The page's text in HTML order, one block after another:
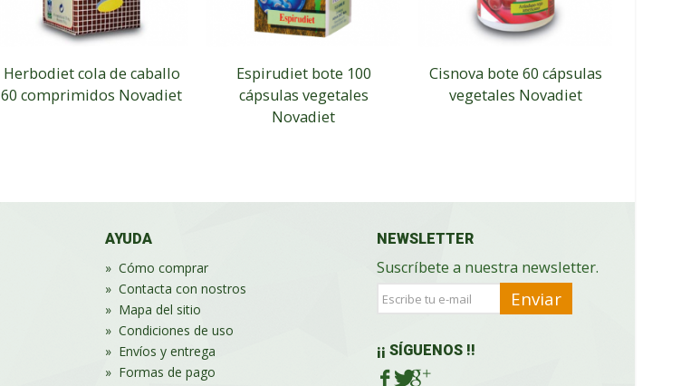
Herbodiet cola de caballo
60 comprimidos Novadiet
Espirudiet bote 100
cápsulas vegetales
Novadiet
Cisnova bote 60 cápsulas
vegetales Novadiet
AYUDA
» Cómo comprar
» Contacta con nostros
» Mapa del sitio
» Condiciones de uso
» Envíos y entrega
» Formas de pago
NEWSLETTER
Suscríbete a nuestra newsletter.
Enviar
¡¡ SÍGUENOS !!